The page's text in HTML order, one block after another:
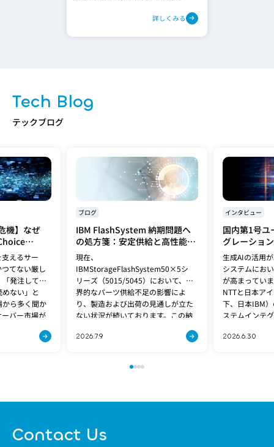
詳しくみる
Tech Blog
テックブログ
機】なぜ
のか？
えるサー
てない厳し
発注しても
ない」と
ら多く聞か
バー市場が
ブログ
IBM FlashSystem 納期問題へ
の処方箋：安定供給と高性能を
両立する「FlashSystem
5600」への移行提案
現在、
IBMStorageFlashSystem50×5シ
リーズ（5015/5045）において、世
界的なパーツ供給不足の影響によ
り、製造および出荷の見通しが立た
ない状況が続いております。この納
2026.7.9
インタビュー
国内第1号ユ
グレーショ
Spyre検証
基盤の最適解
生成AIの活用
システムにお
が高まってい
NTTと日本ア
下、日本IBM
ステムインテ
2026.6.30
Contact Us